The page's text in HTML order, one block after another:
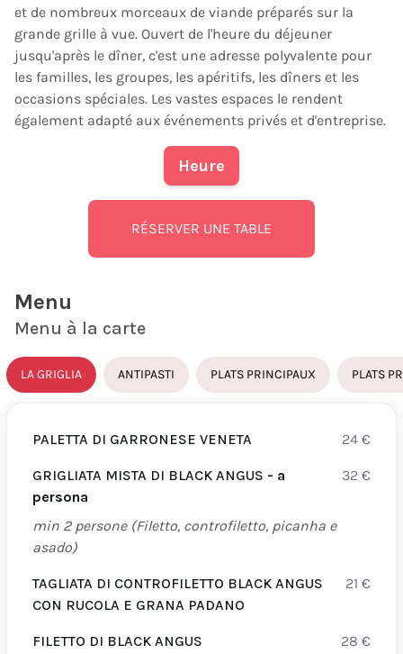
et de nombreux morceaux de viande préparés sur la
grande grille à vue. Ouvert de l'heure du déjeuner
jusqu'après le dîner, c'est une adresse polyvalente pour
les familles, les groupes, les apéritifs, les dîners et les
occasions spéciales. Les vastes espaces le rendent
également adapté aux événements privés et d'entreprise.
Heure
RÉSERVER UNE TABLE
Menu
Menu à la carte
LA GRIGLIA ANTIPASTI PLATS PRINCIPAUX PLATS
PALETTA DI GARRONESE VENETA 24 €
GRIGLIATA MISTA DI BLACK ANGUS - a
persona
32 €
min 2 persone (Filetto, controfiletto, picanha e
asado)
TAGLIATA DI CONTROFILETTO BLACK ANGUS
CON RUCOLA E GRANA PADANO
21 €
FILETTO DI BLACK ANGUS 28 €